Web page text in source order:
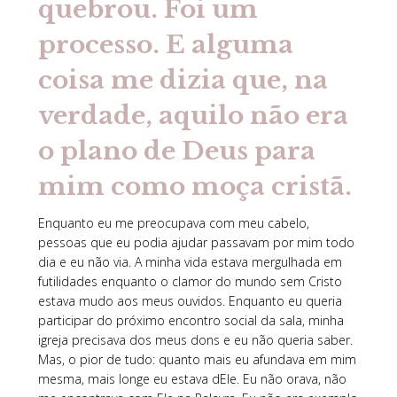
quebrou. Foi um
processo. E alguma
coisa me dizia que, na
verdade, aquilo não era
o plano de Deus para
mim como moça cristã.
Enquanto eu me preocupava com meu cabelo,
pessoas que eu podia ajudar passavam por mim todo
dia e eu não via. A minha vida estava mergulhada em
futilidades enquanto o clamor do mundo sem Cristo
estava mudo aos meus ouvidos. Enquanto eu queria
participar do próximo encontro social da sala, minha
igreja precisava dos meus dons e eu não queria saber.
Mas, o pior de tudo: quanto mais eu afundava em mim
mesma, mais longe eu estava dEle. Eu não orava, não